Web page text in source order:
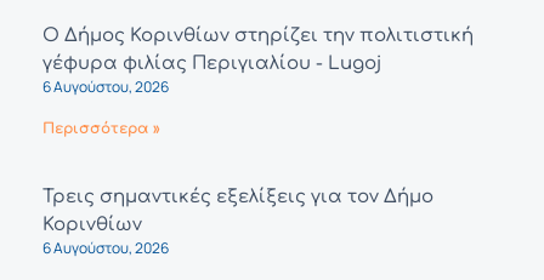
Ο Δήμος Κορινθίων στηρίζει την πολιτιστική
γέφυρα φιλίας Περιγιαλίου - Lugoj
6 Αυγούστου, 2026
Περισσότερα »
Τρεις σημαντικές εξελίξεις για τον Δήμο
Κορινθίων
6 Αυγούστου, 2026